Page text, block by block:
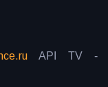
​ API TV -